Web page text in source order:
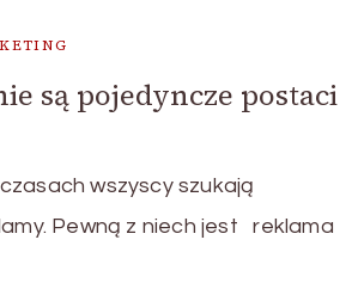
są pojedyncze postaci
wszyscy szukają
Pewną z niech jest reklama